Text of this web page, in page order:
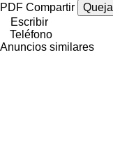
PDF Compartir
Queja
Escribir
Teléfono
Anuncios similares